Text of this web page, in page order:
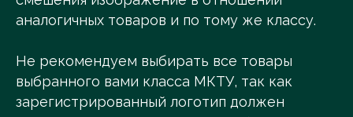
аналогичных товаров и по тому же классу.
Не рекомендуем выбирать все товары
выбранного вами класса МКТУ, так как
зарегистрированный логотип должен